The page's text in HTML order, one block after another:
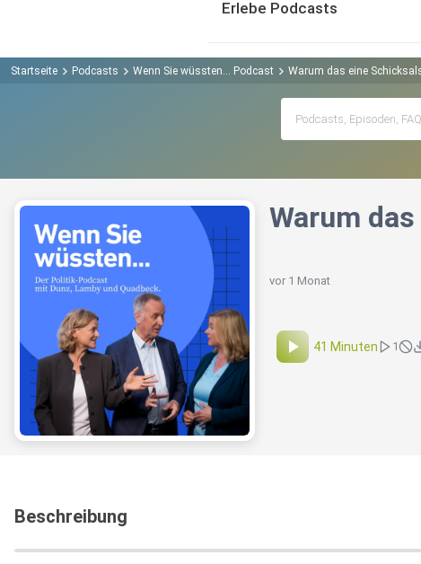
Erlebe Podcasts
Startseite Podcasts Wenn Sie wüssten... Podcast Warum das eine
Warum
vor 1 Monat
41 Minuten 1
Beschreibung